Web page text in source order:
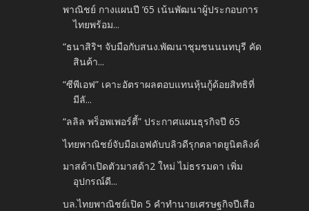
พาณิชย์ กางแผนปี ‘65 เน้นพัฒนาผู้ประกอบการ
ไทยพร้อม...
“ธนาสิริฯ จับมือกับสนง.พัฒนาชุมชนนนทบุรี คัด
สินค้า...
“ซีพีเอฟ” เคาะอัตราผลตอบแทนหุ้นกู้ด้อยสิทธิที่
มีลั...
“ลลิล พร็อพเพอร์ตี้” ประกาศแผนธุรกิจปี 65
ไทยพาณิชย์จับมือเอฟดับบลิวดีรุกตลาดยูนิตลิงค์
มาสด้าเปิดตัวมาสด้า2 ใหม่ ไม่ธรรมดา เพิ่ม
อุปกรณ์ดี...
บล.ไทยพาณิชย์เปิด 5 คำทำนายเศรษฐกิจปีเสือ